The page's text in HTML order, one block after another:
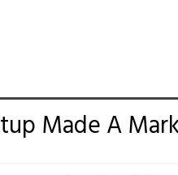
Made A